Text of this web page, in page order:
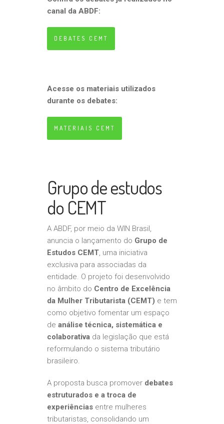
canal da ABDF:
DEBATES CEMT
Acesse os materiais utilizados
durante os debates:
MATERIAIS CEMT
Grupo de estudos
do CEMT
A ABDF, por meio da WIN Brasil,
anuncia o lançamento do Grupo de
Estudos CEMT, uma iniciativa
exclusiva para associadas da
entidade. O projeto foi desenvolvido
no âmbito do Centro de Excelência
da Mulher Tributarista (CEMT) e tem
como objetivo fomentar um espaço
de análise técnica, sistemática e
colaborativa da legislação que está
reformulando o sistema tributário
brasileiro.
A proposta busca promover debates
estruturados e a troca de
experiências entre mulheres
tributaristas, consolidando um